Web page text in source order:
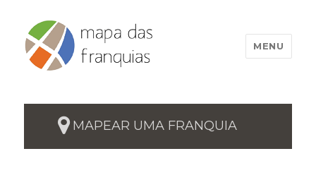
MENU
MAPEAR UMA FRANQUIA